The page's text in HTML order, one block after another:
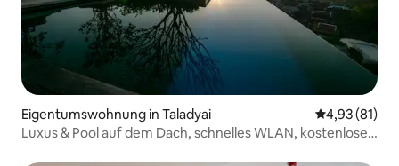
Eigentumswohnung in Taladyai
4,93 (81)
Luxus & Pool auf dem Dach, schnelles WLAN, kostenloses